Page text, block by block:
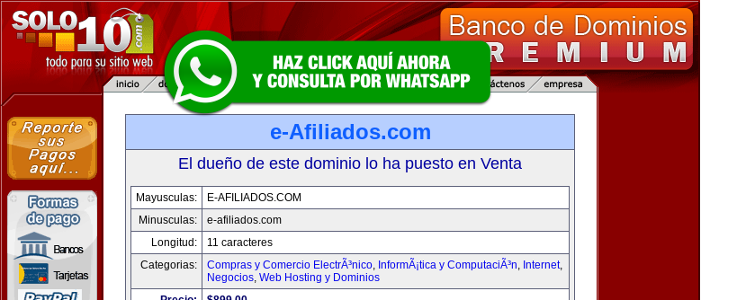
e-Afiliados.com
El dueño de este dominio lo ha puesto en Venta
Mayusculas:
E-AFILIADOS.COM
Minusculas:
e-afiliados.com
Longitud:
11 caracteres
Categorias:
Compras y Comercio ElectrÃ³nico, InformÃ¡tica y ComputaciÃ³n, Internet,
Negocios, Web Hosting y Dominios